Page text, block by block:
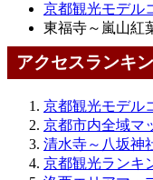
京都観光モデル
東福寺～嵐山紅
アクセスランキ
京都観光モデル
京都市内全域マ
清水寺～八坂神
京都観光ランキ